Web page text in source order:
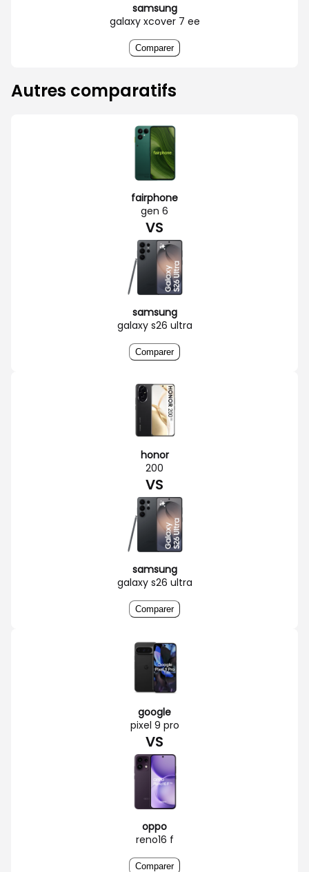
samsung
galaxy xcover 7 ee
Comparer
Autres comparatifs
fairphone
gen 6
VS
samsung
galaxy s26 ultra
Comparer
honor
200
VS
samsung
galaxy s26 ultra
Comparer
google
pixel 9 pro
VS
oppo
reno16 f
Comparer